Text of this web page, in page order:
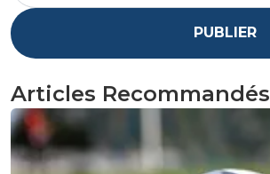
PUBLIER
Articles Recommandés